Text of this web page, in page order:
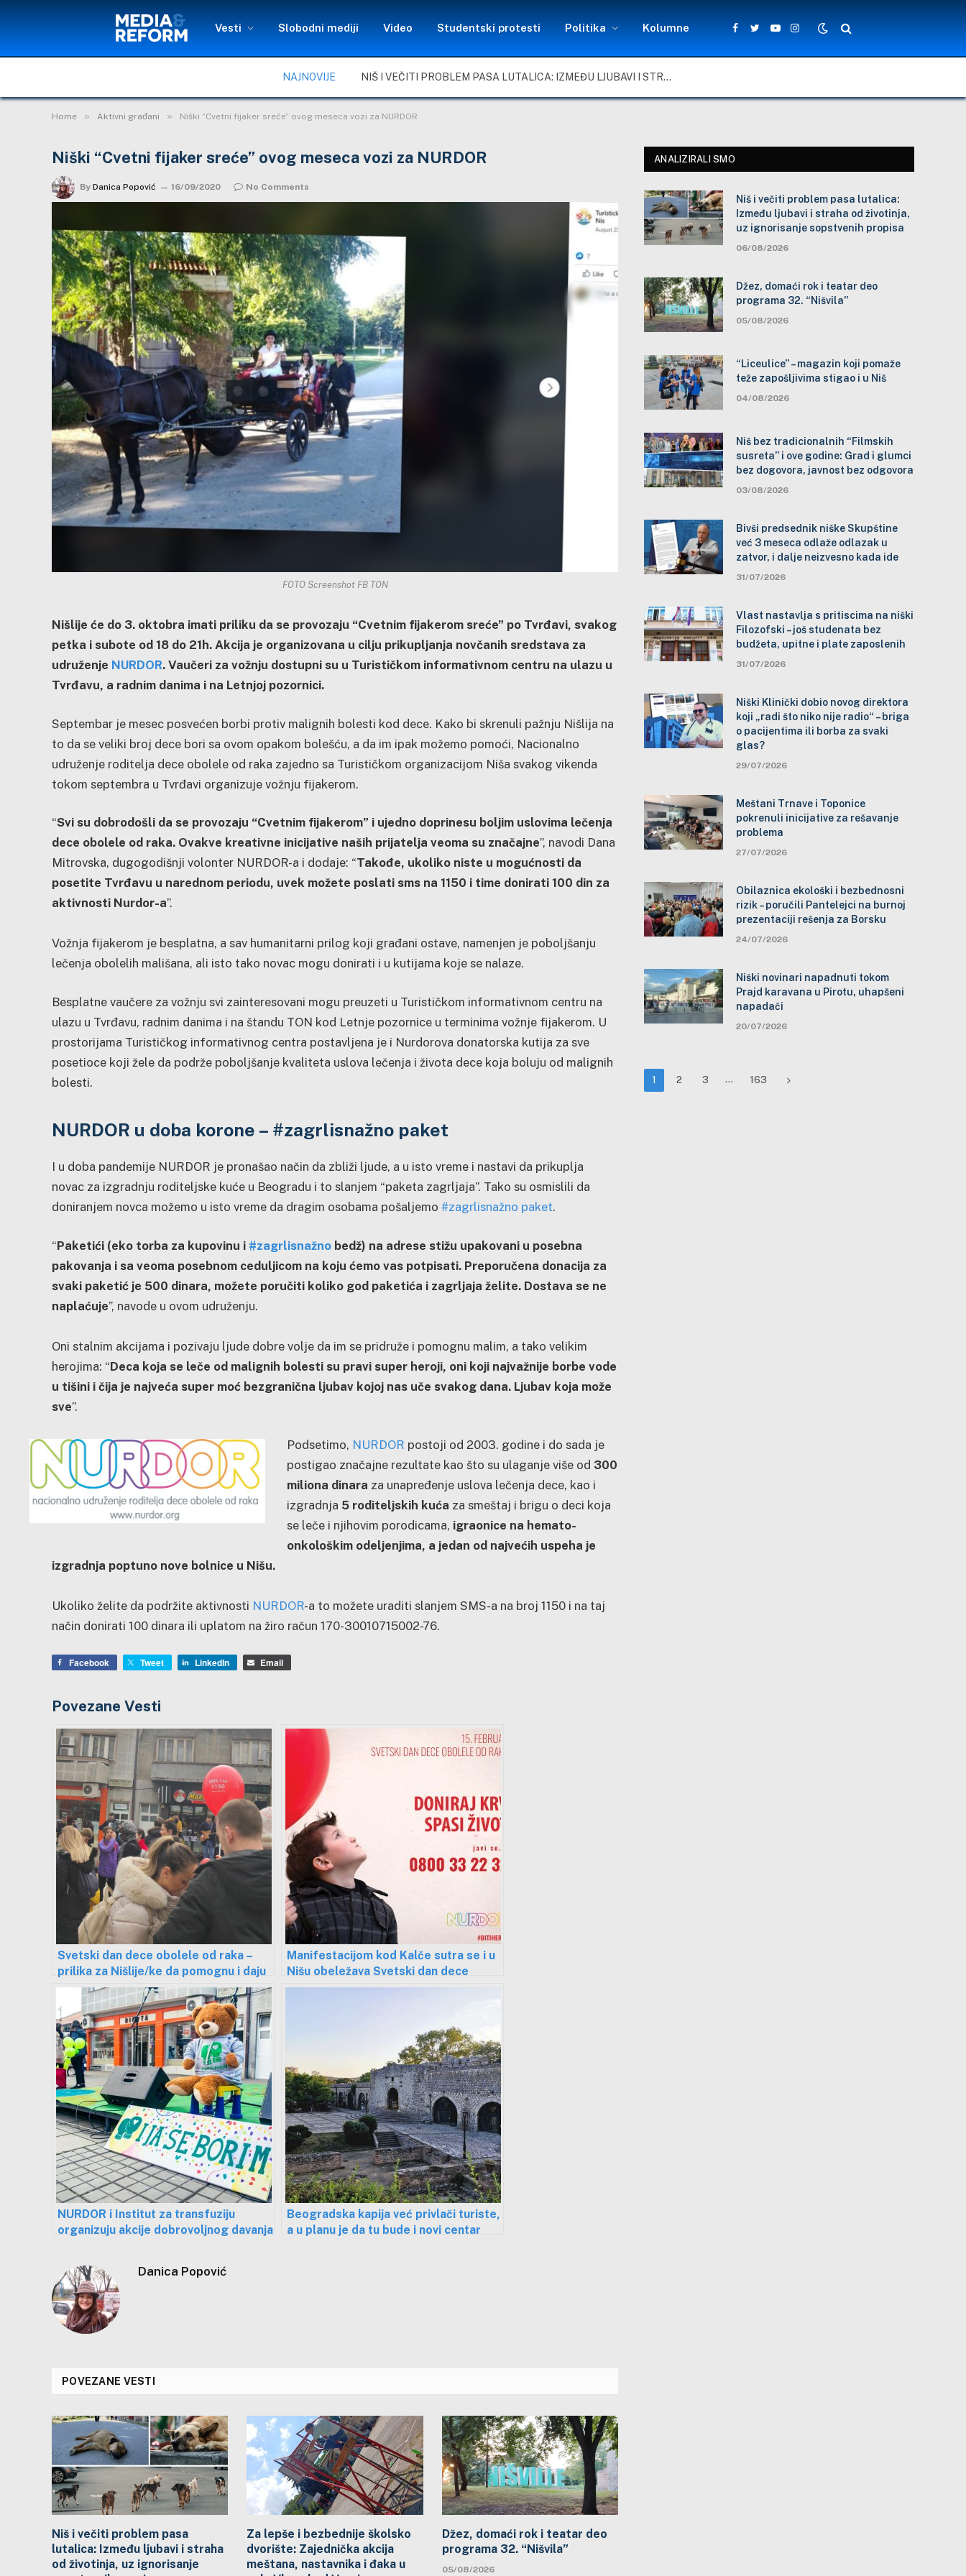
Vesti Slobodni mediji Video Studentski protesti Politika Kolumne
Facebook
TwitterYouTubeInstagram
NAJNOVIJE NIŠ I VEČITI PROBLEM PASA LUTALICA: IZMEĐU LJUBAVI I STRAHA OD ŽIVOTINJA, UZ IGNORISANJE SOPSTVENIH PROPISA
Home » Aktivni građani » Niški “Cvetni fijaker sreće” ovog meseca vozi za NURDOR
Niški “Cvetni fijaker sreće” ovog meseca vozi za NURDOR
By Danica Popović 16/09/2020 No Comments
FOTO Screenshot FB TON
Nišlije će do 3. oktobra imati priliku da se provozaju “Cvetnim fijakerom sreće” po Tvrđavi, svakog
petka i subote od 18 do 21h. Akcija je organizovana u cilju prikupljanja novčanih sredstava za
udruženje NURDOR. Vaučeri za vožnju dostupni su u Turističkom informativnom centru na ulazu u
Tvrđavu, a radnim danima i na Letnjoj pozornici.
Septembar je mesec posvećen borbi protiv malignih bolesti kod dece. Kako bi skrenuli pažnju Nišlija na
to da se veliki broj dece bori sa ovom opakom bolešću, a da im ipak možemo pomoći, Nacionalno
udruženje roditelja dece obolele od raka zajedno sa Turističkom organizacijom Niša svakog vikenda
tokom septembra u Tvrđavi organizuje vožnju fijakerom.
“Svi su dobrodošli da se provozaju “Cvetnim fijakerom” i ujedno doprinesu boljim uslovima lečenja
dece obolele od raka. Ovakve kreativne inicijative naših prijatelja veoma su značajne”, navodi Dana
Mitrovska, dugogodišnji volonter NURDOR-a i dodaje: “Takođe, ukoliko niste u mogućnosti da
posetite Tvrđavu u narednom periodu, uvek možete poslati sms na 1150 i time donirati 100 din za
aktivnosti Nurdor-a”.
Vožnja fijakerom je besplatna, a sav humanitarni prilog koji građani ostave, namenjen je poboljšanju
lečenja obolelih mališana, ali isto tako novac mogu donirati i u kutijama koje se nalaze.
Besplatne vaučere za vožnju svi zainteresovani mogu preuzeti u Turističkom informativnom centru na
ulazu u Tvrđavu, radnim danima i na štandu TON kod Letnje pozornice u terminima vožnje fijakerom. U
prostorijama Turističkog informativnog centra postavljena je i Nurdorova donatorska kutija za sve
posetioce koji žele da podrže poboljšanje kvaliteta uslova lečenja i života dece koja boluju od malignih
bolesti.
NURDOR u doba korone – #zagrlisnažno paket
I u doba pandemije NURDOR je pronašao način da zbliži ljude, a u isto vreme i nastavi da prikuplja
novac za izgradnju roditeljske kuće u Beogradu i to slanjem “paketa zagrljaja”. Tako su osmislili da
doniranjem novca možemo u isto vreme da dragim osobama pošaljemo #zagrlisnažno paket.
“Paketići (eko torba za kupovinu i #zagrlisnažno bedž) na adrese stižu upakovani u posebna
pakovanja i sa veoma posebnom ceduljicom na koju ćemo vas potpisati. Preporučena donacija za
svaki paketić je 500 dinara, možete poručiti koliko god paketića i zagrljaja želite. Dostava se ne
naplaćuje”, navode u ovom udruženju.
Oni stalnim akcijama i pozivaju ljude dobre volje da im se pridruže i pomognu malim, a tako velikim
herojima: “Deca koja se leče od malignih bolesti su pravi super heroji, oni koji najvažnije borbe vode
u tišini i čija je najveća super moć bezgranična ljubav kojoj nas uče svakog dana. Ljubav koja može
sve”.
Podsetimo, NURDOR postoji od 2003. godine i do sada je
postigao značajne rezultate kao što su ulaganje više od 300
miliona dinara za unapređenje uslova lečenja dece, kao i
izgradnja 5 roditeljskih kuća za smeštaj i brigu o deci koja
se leče i njihovim porodicama, igraonice na hemato-
onkološkim odeljenjima, a jedan od najvećih uspeha je
izgradnja poptuno nove bolnice u Nišu.
Ukoliko želite da podržite aktivnosti NURDOR-a to možete uraditi slanjem SMS-a na broj 1150 i na taj
način donirati 100 dinara ili uplatom na žiro račun 170-30010715002-76.
Facebook Tweet LinkedIn Email
Povezane Vesti
Svetski dan dece obolele od raka –
prilika za Nišlije/ke da pomognu i daju
krv
Manifestacijom kod Kalče sutra se i u
Nišu obeležava Svetski dan dece
obolele od raka
NURDOR i Institut za transfuziju
organizuju akcije dobrovoljnog davanja
Beogradska kapija već privlači turiste,
a u planu je da tu bude i novi centar
Danica Popović
POVEZANE VESTI
Niš i večiti problem pasa
lutalica: Između ljubavi i straha
od životinja, uz ignorisanje
Za lepše i bezbednije školsko
dvorište: Zajednička akcija
meštana, nastavnika i đaka u
Džez, domaći rok i teatar deo
programa 32. “Nišvila”
05/08/2026
ANALIZIRALI SMO
Niš i večiti problem pasa lutalica:
Između ljubavi i straha od životinja,
uz ignorisanje sopstvenih propisa
06/08/2026
Džez, domaći rok i teatar deo
programa 32. “Nišvila”
05/08/2026
“Liceulice” – magazin koji pomaže
teže zapošljivima stigao i u Niš
04/08/2026
Niš bez tradicionalnih “Filmskih
susreta” i ove godine: Grad i glumci
bez dogovora, javnost bez odgovora
03/08/2026
Bivši predsednik niške Skupštine
već 3 meseca odlaže odlazak u
zatvor, i dalje neizvesno kada ide
31/07/2026
Vlast nastavlja s pritiscima na niški
Filozofski – još studenata bez
budžeta, upitne i plate zaposlenih
31/07/2026
Niški Klinički dobio novog direktora
koji „radi što niko nije radio“ – briga
o pacijentima ili borba za svaki
glas?
29/07/2026
Meštani Trnave i Toponice
pokrenuli inicijative za rešavanje
problema
27/07/2026
Obilaznica ekološki i bezbednosni
rizik – poručili Pantelejci na burnoj
prezentaciji rešenja za Borsku
24/07/2026
Niški novinari napadnuti tokom
Prajd karavana u Pirotu, uhapšeni
napadači
20/07/2026
1 2 3 … 163 Next